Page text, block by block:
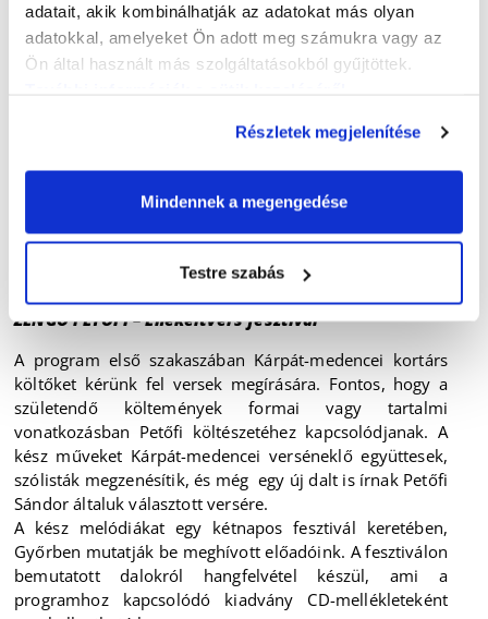
adatait, akik kombinálhatják az adatokat más olyan
adatokkal, amelyeket Ön adott meg számukra vagy az
Ön által használt más szolgáltatásokból gyűjtöttek.
Részletek megjelenítése
Mindennek a megengedése
Testre szabás
A verseny célja, hogy felhívja a figyelmet Petőfi
költészetének sokszínűségére, a fiatal és a felnőtt
korosztály körében is. Az előválogató során online
küldhetik be a pályázók a produkciójukról készült
személyesen, egy országos döntő keretében
tesszük közzé. A Hangzó Petőfi programelemből
kiadvány is készül.
A rendezvény honlapjaezen a linkenérhető el.
2023. szeptember 8-9.
ZENGŐ PETŐFI – Énekeltvers fesztivál
A program első szakaszában Kárpát-medencei kortárs
költőket kérünk fel versek megírására. Fontos, hogy a
születendő költemények formai vagy tartalmi
vonatkozásban Petőfi költészetéhez kapcsolódjanak. A
kész műveket Kárpát-medencei verséneklő együttesek,
szólisták megzenésítik, és még egy új dalt is írnak Petőfi
Sándor általuk választott versére.
A kész melódiákat egy kétnapos fesztivál keretében,
Győrben mutatják be meghívott előadóink. A fesztiválon
bemutatott dalokról hangfelvétel készül, ami a
programhoz kapcsolódó kiadvány CD-mellékleteként